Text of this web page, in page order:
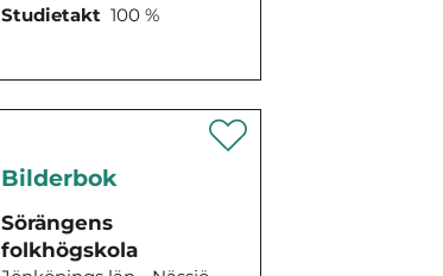
Studietakt 100 %
Bilderbok
Sörängens
folkhögskola